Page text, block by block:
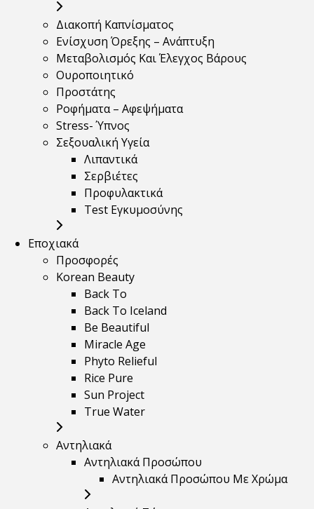
Διακοπή Καπνίσματος
Ενίσχυση Όρεξης – Ανάπτυξη
Μεταβολισμός Και Έλεγχος Βάρους
Ουροποιητικό
Προστάτης
Ροφήματα – Αφεψήματα
Stress- Ύπνος
Σεξουαλική Υγεία
Λιπαντικά
Σερβιέτες
Προφυλακτικά
Test Εγκυμοσύνης
Εποχιακά
Προσφορές
Korean Beauty
Back To
Back To Iceland
Be Beautiful
Miracle Age
Phyto Relieful
Rice Pure
Sun Project
True Water
Αντηλιακά
Αντηλιακά Προσώπου
Αντηλιακά Προσώπου Με Χρώμα